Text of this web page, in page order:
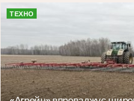
ТЕХНО